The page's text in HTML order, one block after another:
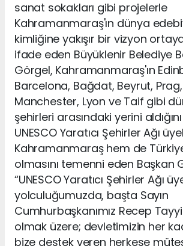
sanat sokakları gibi projelerle
Kahramanmaraş'ın dünya
kimliğine yakışır bir vizyon
ifade eden Büyüklenir Belediye
Görgel, Kahramanmaraş'ın
Barcelona, Bağdat, Beyrut,
Manchester, Lyon ve Taif gibi
şehirleri arasındaki yerini
UNESCO Yaratıcı Şehirler Ağı
Kahramanmaraş hem de
olmasını temenni eden Başkan
“UNESCO Yaratıcı Şehirler Ağı
yolculuğumuzda, başta Sayın
Cumhurbaşkanımız Recep
olmak üzere; devletimizin her
bize destek veren herkese